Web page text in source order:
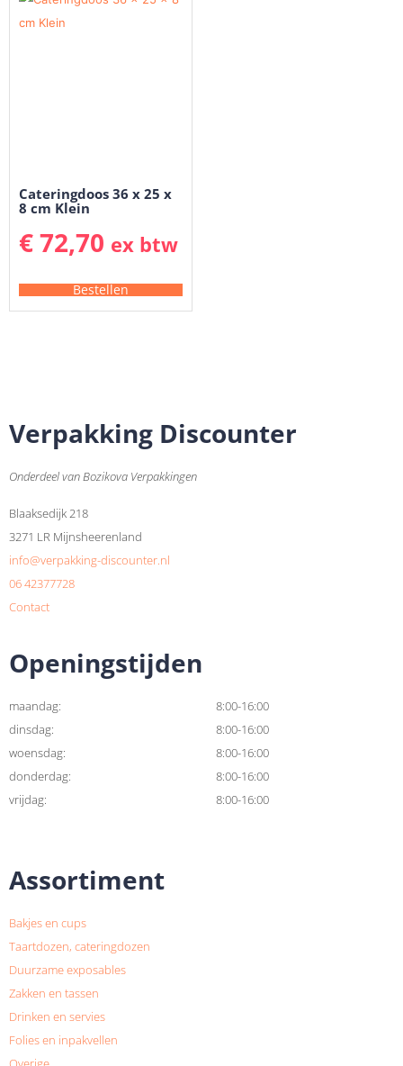
Cateringdoos 36 x 25 x
8 cm Klein
€72,70 ex btw
Bestellen
Verpakking Discounter
Onderdeel van Bozikova Verpakkingen
Blaaksedijk 218
3271 LR Mijnsheerenland
info@verpakking-discounter.nl
06 42377728
Contact
Openingstijden
maandag:
8:00-16:00
dinsdag:
8:00-16:00
woensdag:
8:00-16:00
donderdag:
8:00-16:00
vrijdag:
8:00-16:00
Assortiment
Bakjes en cups
Taartdozen, cateringdozen
Duurzame exposables
Zakken en tassen
Drinken en servies
Folies en inpakvellen